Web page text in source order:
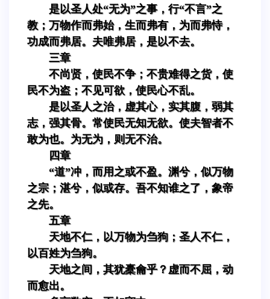
是以圣人处“无为”之事，行“不言”之
教；万物作而弗始，生而弗有，为而弗恃，
功成而弗居。夫唯弗居，是以不去。
三章
不尚贤，使民不争；不贵难得之货，使
民不为盗；不见可欲，使民心不乱。
是以圣人之治，虚其心，实其腹，弱其
志，强其骨。常使民无知无欲。使夫智者不
敢为也。为无为，则无不治。
四章
“道”冲，而用之或不盈。渊兮，似万物
之宗；湛兮，似或存。吾不知谁之了，象帝
之先。
五章
天地不仁，以万物为刍狗；圣人不仁，
以百姓为刍狗。
天地之间，其犹橐龠乎？虚而不屈，动
而愈出。